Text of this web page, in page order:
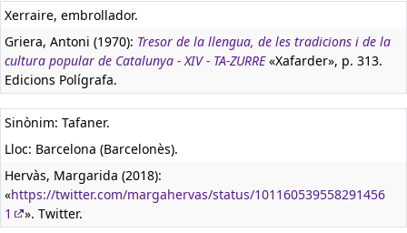
Xerraire, embrollador.
Griera, Antoni (1970): Tresor de la llengua, de les tradicions i de la
cultura popular de Catalunya - XIV - TA-ZURRE«Xafarder», p. 313.
Edicions Polígrafa.
Sinònim: Tafaner.
Lloc: Barcelona (Barcelonès).
Hervàs, Margarida (2018):
«https://twitter.com/margahervas/status/101160539558291456
1
». Twitter.